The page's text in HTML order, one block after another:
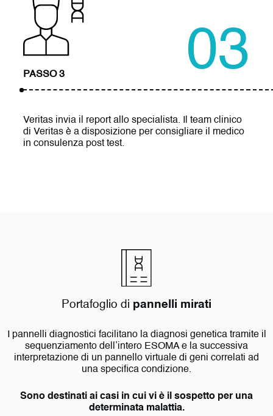
PASSO 3 03
Veritas invia il report allo specialista. Il team clinico
di Veritas è a disposizione per consigliare il medico
in consulenza post test.
Portafoglio di pannelli mirati
I pannelli diagnostici facilitano la diagnosi genetica tramite il
sequenziamento dell’intero ESOMA e la successiva
interpretazione di un pannello virtuale di geni correlati ad
una specifica condizione.
Sono destinati ai casi in cui vi è il sospetto per una
determinata malattia.